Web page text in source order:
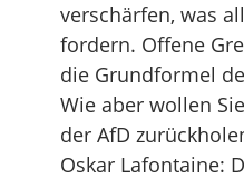
verschärfen, was
fordern. Offene
die Grundformel
Wie aber wollen
der AfD
Oskar Lafontaine: